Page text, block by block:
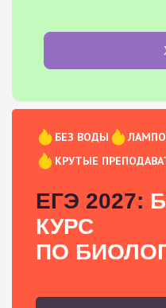
БЕЗ ВОДЫ
КРУТЫЕ
ЕГЭ 2027:
КУРС
ПО